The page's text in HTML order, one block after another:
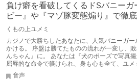
負け癖を看破してくるドSバニー
ビー』や『マゾ豚変態煽り』で徹
てしまい湿度高めじっとり共依存
くもの上ユメミ
カジノで大勝ちしたあなたに、人気バニーガ
かける。 序盤は勝てたものの流れが一変し、
んちゃん』に。 あなたは『犬のポーズで写真
屈辱的な命令で躾けられ、身も心も全て、ユメ
音声